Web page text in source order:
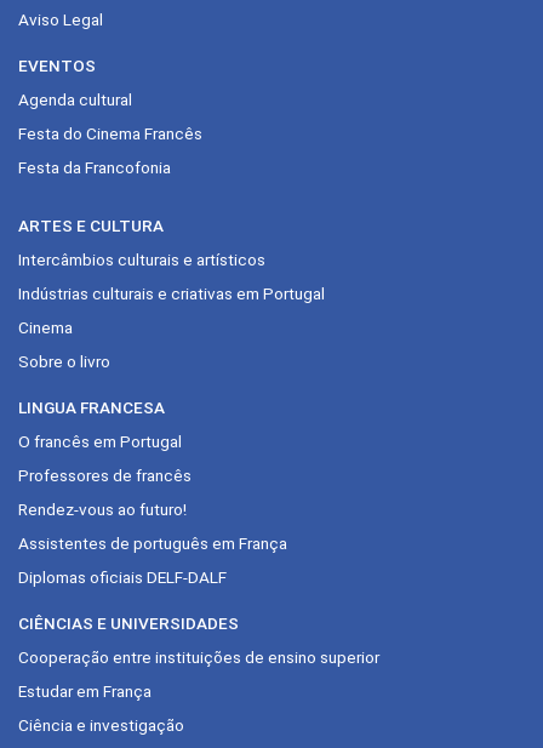
Aviso Legal
EVENTOS
Agenda cultural
Festa do Cinema Francês
Festa da Francofonia
ARTES E CULTURA
Intercâmbios culturais e artísticos
Indústrias culturais e criativas em Portugal
Cinema
Sobre o livro
LINGUA FRANCESA
O francês em Portugal
Professores de francês
Rendez-vous ao futuro!
Assistentes de português em França
Diplomas oficiais DELF-DALF
CIÊNCIAS E UNIVERSIDADES
Cooperação entre instituições de ensino superior
Estudar em França
Ciência e investigação